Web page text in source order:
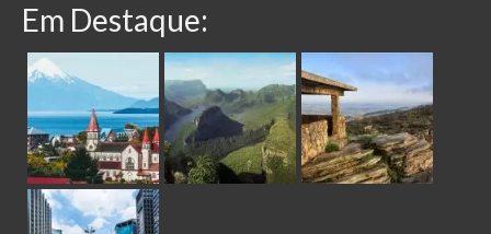
Em Destaque: